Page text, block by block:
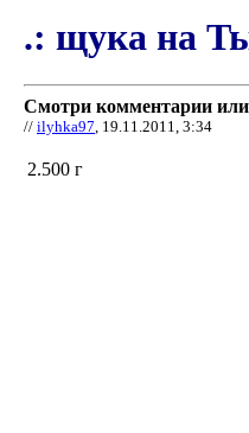
.: щука на
Смотри комментарии
// ilyhka97, 19.11.2011, 3:34
2.500 г